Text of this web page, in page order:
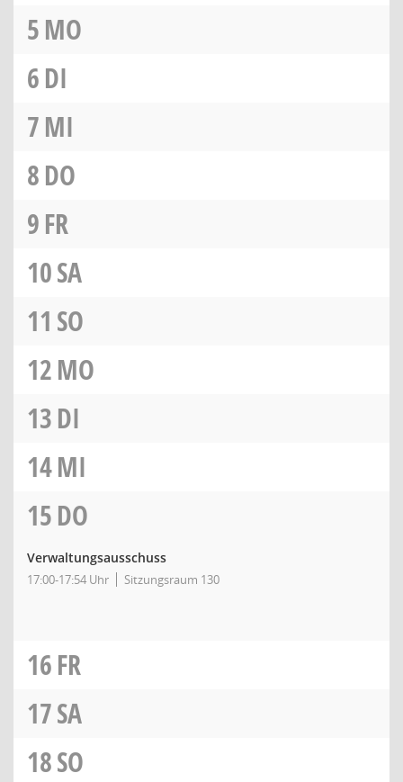
5MO
6DI
7MI
8DO
9FR
10SA
11 SO
12MO
13DI
14MI
15DO
Verwaltungsausschuss
17:00-17:54 Uhr Sitzungsraum 130
16FR
17SA
18SO